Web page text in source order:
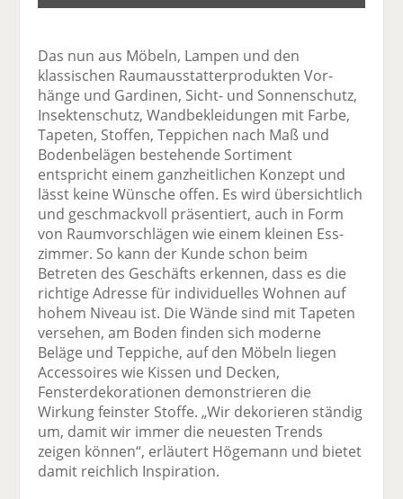
Das nun aus Möbeln, Lampen und den
klassischen Raumausstatterprodukten Vor­
hänge und Gardinen, Sicht- und Sonnenschutz,
Insekten­schutz, Wandbekleidungen mit Farbe,
Tapeten, Stoffen, Teppichen nach Maß und
Boden­belägen bestehende Sortiment
entspricht einem ganzheitlichen Konzept und
lässt keine Wünsche offen. Es wird über­sichtlich
und geschmackvoll präsentiert, auch in Form
von Raumvorschlägen wie einem kleinen Ess­
zimmer. So kann der Kunde schon beim
Betreten des Geschäfts erkennen, dass es die
richtige Adresse für individuelles Wohnen auf
hohem Niveau ist. Die Wände sind mit Tapeten
versehen, am Boden finden sich moderne
Beläge und Teppiche, auf den Möbeln liegen
Accessoires wie Kissen und Decken,
Fensterdekorationen demonstrieren die
Wirkung feinster Stoffe. „Wir dekorieren ständig
um, damit wir immer die neuesten Trends
zeigen können“, erläutert Högemann und bietet
damit reichlich Inspiration.